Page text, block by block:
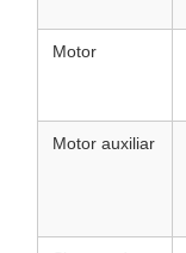
Motor
Motor auxiliar